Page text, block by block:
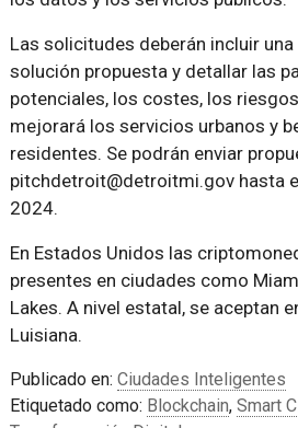
Las solicitudes deberán incluir
solución propuesta y detallar las
potenciales, los costes, los
mejorará los servicios urbanos y
residentes. Se podrán enviar
pitchdetroit@detroitmi.gov hasta
2024.
En Estados Unidos las
presentes en ciudades como
Lakes. A nivel estatal, se aceptan
Luisiana.
Publicado en: Ciudades Inteligentes
Etiquetado como: Blockchain, Smart